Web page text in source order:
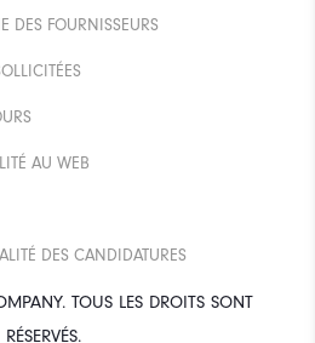
TOUS LES DROITS SONT
RÉSERVÉS.
DES FOURNISSEURS
AU WEB
DES CANDIDATURES